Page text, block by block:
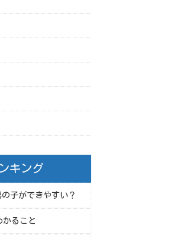
キング
子ができやすい？
かること